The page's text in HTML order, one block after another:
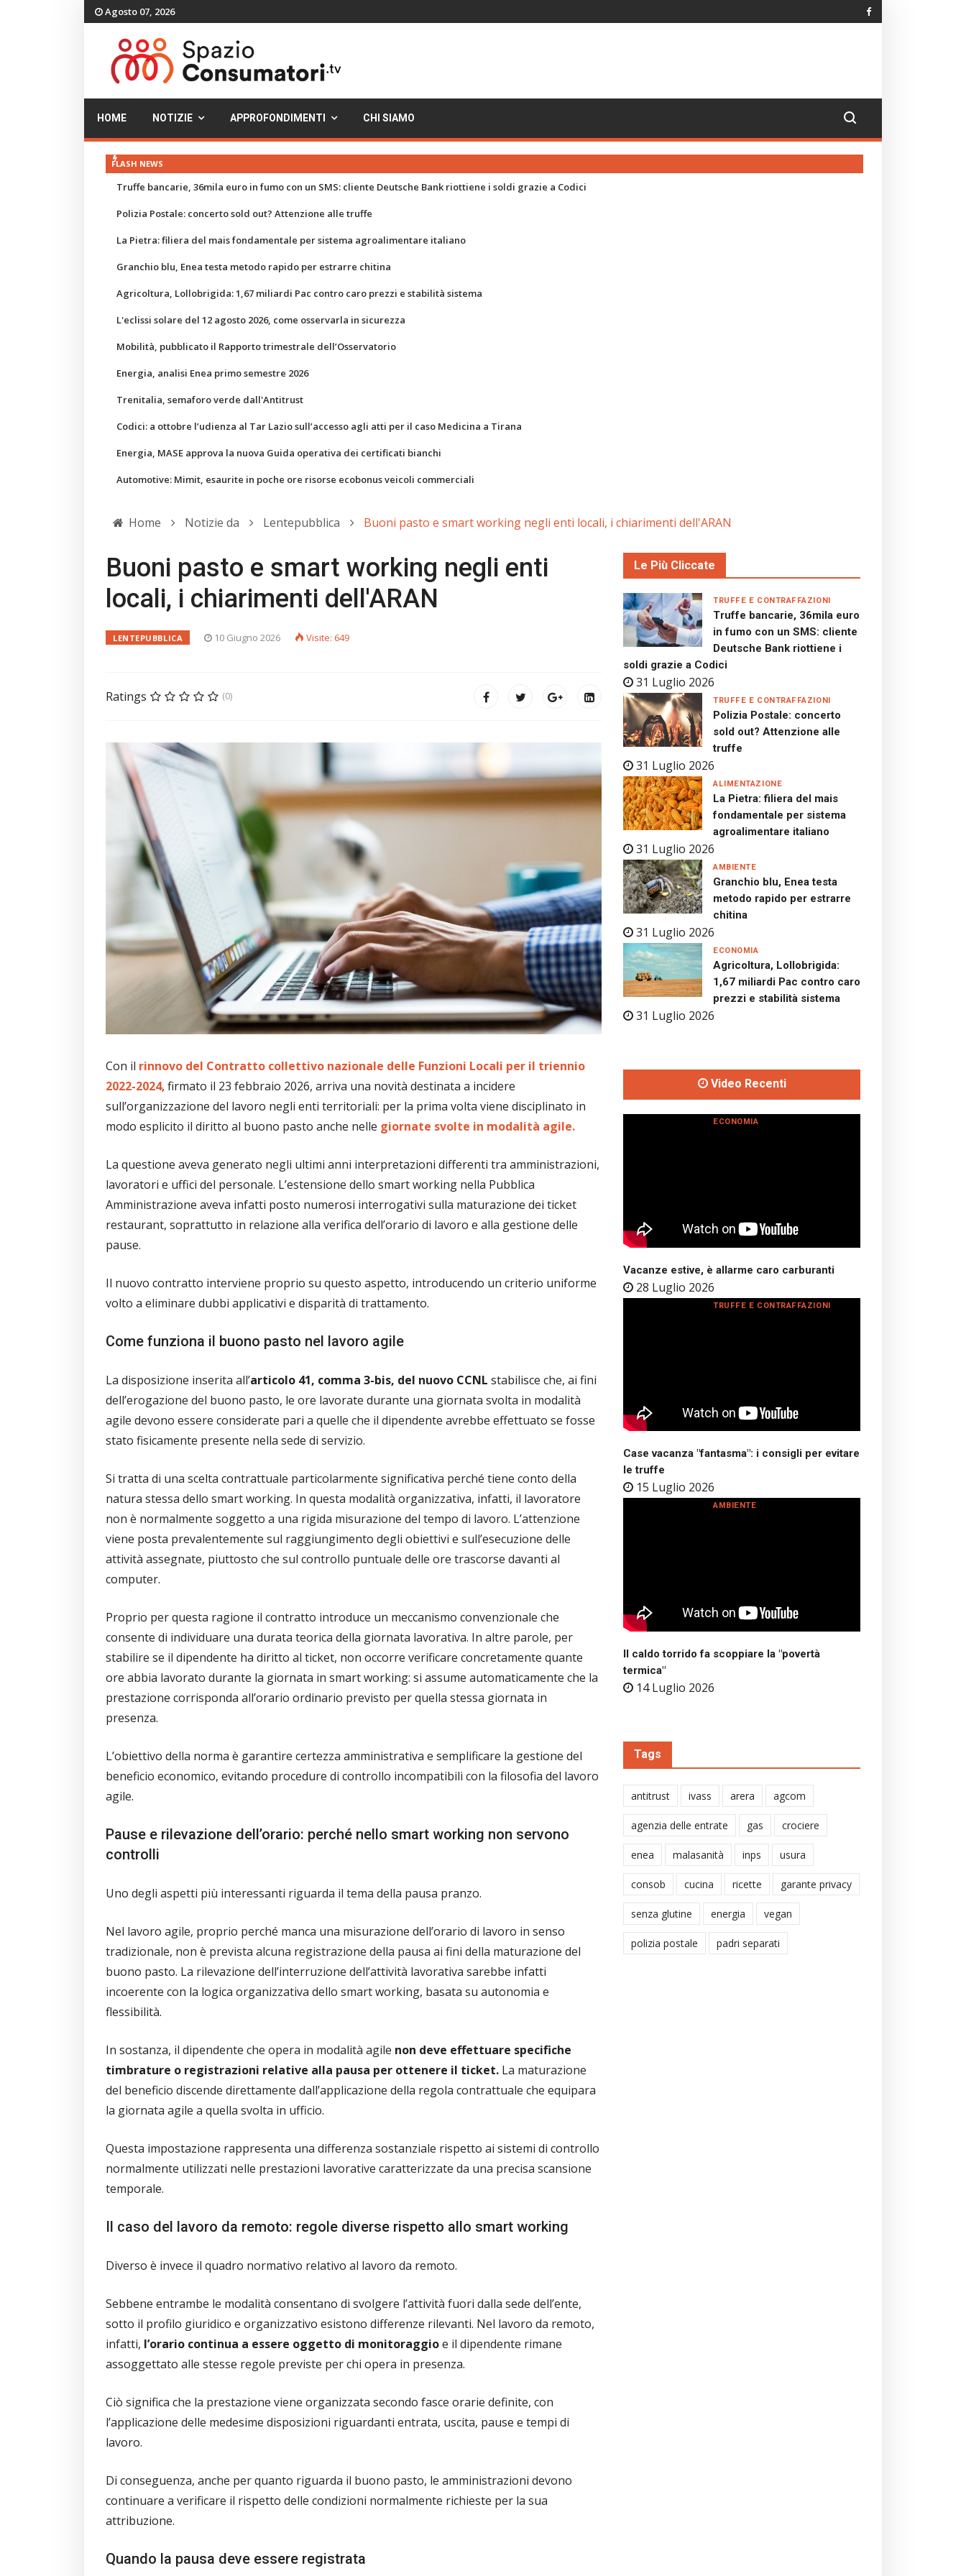
Agosto 07, 2026
HOME NOTIZIE APPROFONDIMENTI CHI SIAMO
FLASH NEWS
Truffe bancarie, 36mila euro in fumo con un SMS: cliente Deutsche Bank riottiene i soldi grazie a Codici
Polizia Postale: concerto sold out? Attenzione alle truffe
La Pietra: filiera del mais fondamentale per sistema agroalimentare italiano
Granchio blu, Enea testa metodo rapido per estrarre chitina
Agricoltura, Lollobrigida: 1,67 miliardi Pac contro caro prezzi e stabilità sistema
L'eclissi solare del 12 agosto 2026, come osservarla in sicurezza
Mobilità, pubblicato il Rapporto trimestrale dell’Osservatorio
Energia, analisi Enea primo semestre 2026
Trenitalia, semaforo verde dall'Antitrust
Codici: a ottobre l’udienza al Tar Lazio sull’accesso agli atti per il caso Medicina a Tirana
Energia, MASE approva la nuova Guida operativa dei certificati bianchi
Automotive: Mimit, esaurite in poche ore risorse ecobonus veicoli commerciali
Home Notizie da Lentepubblica Buoni pasto e smart working negli enti locali, i chiarimenti dell'ARAN
Buoni pasto e smart working negli enti
locali, i chiarimenti dell'ARAN
LENTEPUBBLICA 10 Giugno 2026 Visite: 649
Ratings (0)
Con il rinnovo del Contratto collettivo nazionale delle Funzioni Locali per il triennio
2022-2024, firmato il 23 febbraio 2026, arriva una novità destinata a incidere
sull’organizzazione del lavoro negli enti territoriali: per la prima volta viene disciplinato in
modo esplicito il diritto al buono pasto anche nelle giornate svolte in modalità agile.
La questione aveva generato negli ultimi anni interpretazioni differenti tra amministrazioni,
lavoratori e uffici del personale. L’estensione dello smart working nella Pubblica
Amministrazione aveva infatti posto numerosi interrogativi sulla maturazione dei ticket
restaurant, soprattutto in relazione alla verifica dell’orario di lavoro e alla gestione delle
pause.
Il nuovo contratto interviene proprio su questo aspetto, introducendo un criterio uniforme
volto a eliminare dubbi applicativi e disparità di trattamento.
Come funziona il buono pasto nel lavoro agile
La disposizione inserita all’articolo 41, comma 3-bis, del nuovo CCNL stabilisce che, ai fini
dell’erogazione del buono pasto, le ore lavorate durante una giornata svolta in modalità
agile devono essere considerate pari a quelle che il dipendente avrebbe effettuato se fosse
stato fisicamente presente nella sede di servizio.
Si tratta di una scelta contrattuale particolarmente significativa perché tiene conto della
natura stessa dello smart working. In questa modalità organizzativa, infatti, il lavoratore
non è normalmente soggetto a una rigida misurazione del tempo di lavoro. L’attenzione
viene posta prevalentemente sul raggiungimento degli obiettivi e sull’esecuzione delle
attività assegnate, piuttosto che sul controllo puntuale delle ore trascorse davanti al
computer.
Proprio per questa ragione il contratto introduce un meccanismo convenzionale che
consente di individuare una durata teorica della giornata lavorativa. In altre parole, per
stabilire se il dipendente ha diritto al ticket, non occorre verificare concretamente quante
ore abbia lavorato durante la giornata in smart working: si assume automaticamente che la
prestazione corrisponda all’orario ordinario previsto per quella stessa giornata in
presenza.
L’obiettivo della norma è garantire certezza amministrativa e semplificare la gestione del
beneficio economico, evitando procedure di controllo incompatibili con la filosofia del lavoro
agile.
Pause e rilevazione dell’orario: perché nello smart working non servono
controlli
Uno degli aspetti più interessanti riguarda il tema della pausa pranzo.
Nel lavoro agile, proprio perché manca una misurazione dell’orario di lavoro in senso
tradizionale, non è prevista alcuna registrazione della pausa ai fini della maturazione del
buono pasto. La rilevazione dell’interruzione dell’attività lavorativa sarebbe infatti
incoerente con la logica organizzativa dello smart working, basata su autonomia e
flessibilità.
In sostanza, il dipendente che opera in modalità agile non deve effettuare specifiche
timbrature o registrazioni relative alla pausa per ottenere il ticket. La maturazione
del beneficio discende direttamente dall’applicazione della regola contrattuale che equipara
la giornata agile a quella svolta in ufficio.
Questa impostazione rappresenta una differenza sostanziale rispetto ai sistemi di controllo
normalmente utilizzati nelle prestazioni lavorative caratterizzate da una precisa scansione
temporale.
Il caso del lavoro da remoto: regole diverse rispetto allo smart working
Diverso è invece il quadro normativo relativo al lavoro da remoto.
Sebbene entrambe le modalità consentano di svolgere l’attività fuori dalla sede dell’ente,
sotto il profilo giuridico e organizzativo esistono differenze rilevanti. Nel lavoro da remoto,
infatti, l’orario continua a essere oggetto di monitoraggioe il dipendente rimane
assoggettato alle stesse regole previste per chi opera in presenza.
Ciò significa che la prestazione viene organizzata secondo fasce orarie definite, con
l’applicazione delle medesime disposizioni riguardanti entrata, uscita, pause e tempi di
lavoro.
Di conseguenza, anche per quanto riguarda il buono pasto, le amministrazioni devono
continuare a verificare il rispetto delle condizioni normalmente richieste per la sua
attribuzione.
Quando la pausa deve essere registrata
Le Più Cliccate
Truffe bancarie, 36mila euro
in fumo con un SMS: cliente
Deutsche Bank riottiene i
soldi grazie a Codici
31 Luglio 2026
TRUFFE E CONTRAFFAZIONI
Polizia Postale: concerto
sold out? Attenzione alle
truffe
31 Luglio 2026
TRUFFE E CONTRAFFAZIONI
La Pietra: filiera del mais
fondamentale per sistema
agroalimentare italiano
31 Luglio 2026
ALIMENTAZIONE
Granchio blu, Enea testa
metodo rapido per estrarre
chitina
31 Luglio 2026
AMBIENTE
Agricoltura, Lollobrigida:
1,67 miliardi Pac contro caro
prezzi e stabilità sistema
31 Luglio 2026
ECONOMIA
Video Recenti
Vacanze estive, è allarme caro carburanti
28 Luglio 2026
ECONOMIA
Case vacanza "fantasma": i consigli per evitare
le truffe
15 Luglio 2026
TRUFFE E CONTRAFFAZIONI
Il caldo torrido fa scoppiare la "povertà
termica"
14 Luglio 2026
AMBIENTE
Tags
antitrust ivass arera agcom
agenzia delle entrate gas crociere
enea malasanità inps usura
consob cucina ricette garante privacy
senza glutine energia vegan
polizia postale padri separati